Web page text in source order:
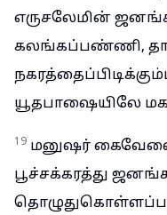
எருசலேமின்
கலங்கப்பண்ணி,
யூதபாஷையிலே
19 மனுஷர்
பூச்சக்கரத்து